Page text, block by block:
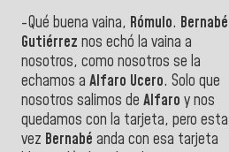
-Qué buena vaina, Rómulo. Bernabé
Gutiérrez nos echó la vaina a
nosotros, como nosotros se la
echamos a Alfaro Ucero. Solo que
nosotros salimos de Alfaro y nos
quedamos con la tarjeta, pero esta
vez Bernabé anda con esa tarjeta